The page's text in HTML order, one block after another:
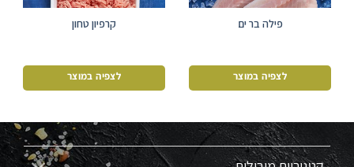
פילה בר ים
לצפיה במוצר
קרפיון טחון
לצפיה במוצר